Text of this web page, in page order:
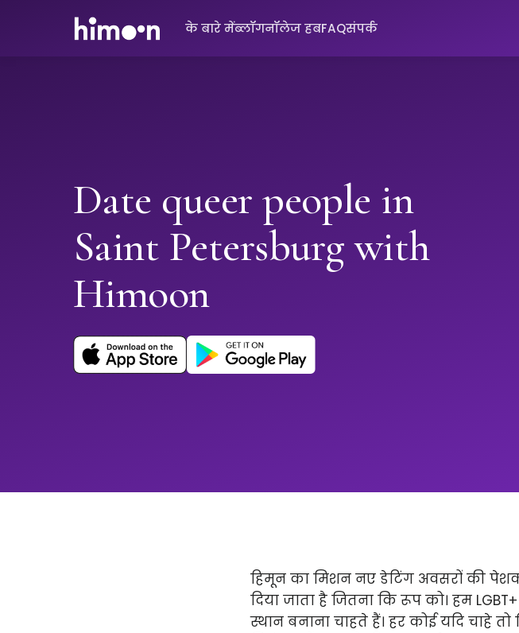
के बारे मेंब्लॉगनॉलेज हबFAQसंपर्क
Date queer people in
Saint Petersburg with
Himoon
हिमून का मिशन नए डेटिंग अवसरों की
दिया जाता है जितना कि रूप को। हम
स्थान बनाना चाहते हैं। हर कोई यदि चाहे